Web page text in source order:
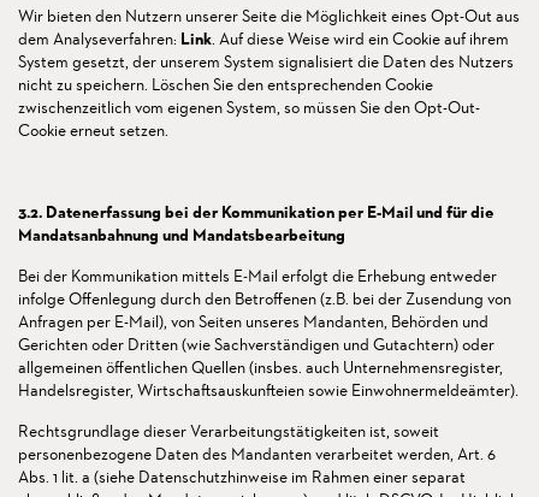
Wir bieten den Nutzern unserer Seite die Möglichkeit eines Opt-Out aus
dem Analyseverfahren: Link. Auf diese Weise wird ein Cookie auf ihrem
System gesetzt, der unserem System signalisiert die Daten des Nutzers
nicht zu speichern. Löschen Sie den entsprechenden Cookie
zwischenzeitlich vom eigenen System, so müssen Sie den Opt-Out-
Cookie erneut setzen.
3.2. Datenerfassung bei der Kommunikation per E-Mail und für die
Mandatsanbahnung und Mandatsbearbeitung
Bei der Kommunikation mittels E-Mail erfolgt die Erhebung entweder
infolge Offenlegung durch den Betroffenen (z.B. bei der Zusendung von
Anfragen per E-Mail), von Seiten unseres Mandanten, Behörden und
Gerichten oder Dritten (wie Sachverständigen und Gutachtern) oder
allgemeinen öffentlichen Quellen (insbes. auch Unternehmensregister,
Handelsregister, Wirtschaftsauskunfteien sowie Einwohnermeldeämter).
Rechtsgrundlage dieser Verarbeitungstätigkeiten ist, soweit
personenbezogene Daten des Mandanten verarbeitet werden, Art. 6
Abs. 1 lit. a (siehe Datenschutzhinweise im Rahmen einer separat